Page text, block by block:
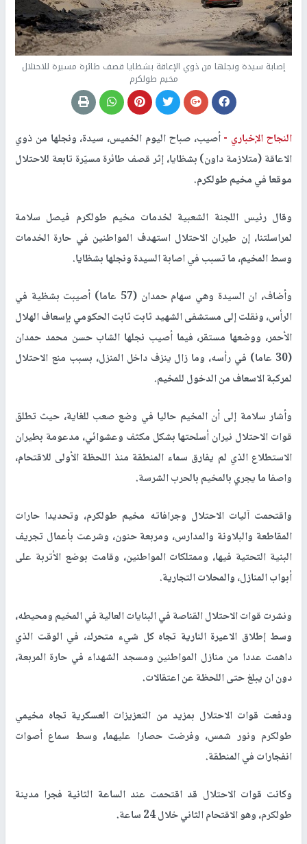
إصابة سيدة ونجلها من ذوي الإعاقة بشظايا قصف طائرة مسيرة للاحتلال
مخيم طولكرم
النجاح الإخباري -أصيب، صباح اليوم الخميس، سيدة، ونجلها من ذوي
الاعاقة (متلازمة داون) بشظايا، إثر قصف طائرة مسيّرة تابعة للاحتلال
موقعا في مخيم طولكرم.
وقال رئيس اللجنة الشعبية لخدمات مخيم طولكرم فيصل سلامة
لمراسلتنا، إن طيران الاحتلال استهدف المواطنين في حارة الخدمات
وسط المخيم، ما تسبب في اصابة السيدة ونجلها بشظايا.
وأضاف، ان السيدة وهي سهام حمدان (57 عاما) أصيبت بشظية في
الرأس، ونقلت إلى مستشفى الشهيد ثابت ثابت الحكومي بإسعاف الهلال
الأحمر، ووضعها مستقر، فيما أصيب نجلها الشاب حسن محمد حمدان
(30 عاما) في رأسه، وما زال ينزف داخل المنزل، بسبب منع الاحتلال
لمركبة الاسعاف من الدخول للمخيم.
وأشار سلامة إلى أن المخيم حاليا في وضع صعب للغاية، حيث تطلق
قوات الاحتلال نيران أسلحتها بشكل مكثف وعشوائي، مدعومة بطيران
الاستطلاع الذي لم يفارق سماء المنطقة منذ اللحظة الأولى للاقتحام،
واصفا ما يجري بالمخيم بالحرب الشرسة.
واقتحمت آليات الاحتلال وجرافاته مخيم طولكرم، وتحديدا حارات
المقاطعة والبلاونة والمدارس، ومربعة حنون، وشرعت بأعمال تجريف
البنية التحتية فيها، وممتلكات المواطنين، وقامت بوضع الأتربة على
أبواب المنازل، والمحلات التجارية.
ونشرت قوات الاحتلال القناصة في البنايات العالية في المخيم ومحيطه،
وسط إطلاق الاعيرة النارية تجاه كل شيء متحرك، في الوقت الذي
داهمت عددا من منازل المواطنين ومسجد الشهداء في حارة المربعة،
دون ان يبلغ حتى اللحظة عن اعتقالات.
ودفعت قوات الاحتلال بمزيد من التعزيزات العسكرية تجاه مخيمي
طولكرم ونور شمس، وفرضت حصارا عليهما، وسط سماع أصوات
انفجارات في المنطقة.
وكانت قوات الاحتلال قد اقتحمت عند الساعة الثانية فجرا مدينة
طولكرم، وهو الاقتحام الثاني خلال 24 ساعة.